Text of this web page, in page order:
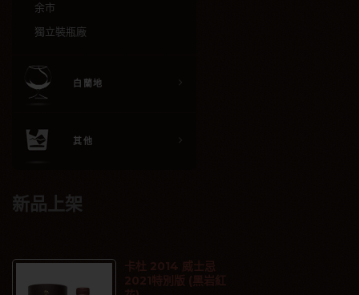
余市
獨立裝瓶廠
白蘭地
其他
新品上架
卡杜 2014 威士忌
2021特別版 (黑岩紅